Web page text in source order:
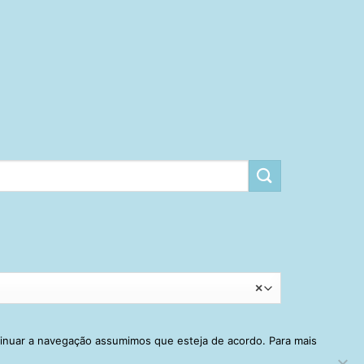
×
a navegação assumimos que esteja de acordo. Para mais